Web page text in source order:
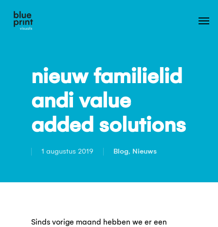
nieuw familielid
andi value
added solutions
1 augustus 2019 Blog, Nieuws
Sinds vorige maand hebben we er een